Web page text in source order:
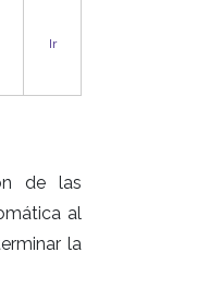
Ir
de las
al
la